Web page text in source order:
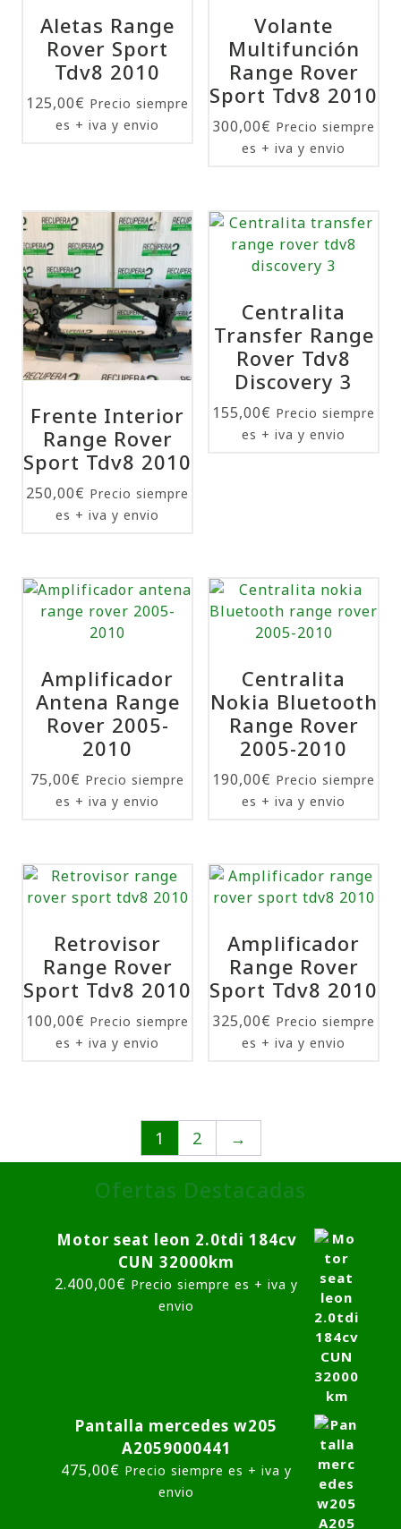
Aletas Range
Rover Sport
Tdv8 2010
125,00€ Precio siempre
es + iva y envio
Volante
Multifunción
Range Rover
Sport Tdv8 2010
300,00€ Precio siempre
es + iva y envio
Frente Interior
Range Rover
Sport Tdv8 2010
250,00€ Precio siempre
es + iva y envio
Centralita
Transfer Range
Rover Tdv8
Discovery 3
155,00€ Precio siempre
es + iva y envio
Amplificador
Antena Range
Rover 2005-
2010
75,00€ Precio siempre
es + iva y envio
Centralita
Nokia Bluetooth
Range Rover
2005-2010
190,00€ Precio siempre
es + iva y envio
Retrovisor
Range Rover
Sport Tdv8 2010
100,00€ Precio siempre
es + iva y envio
Amplificador
Range Rover
Sport Tdv8 2010
325,00€ Precio siempre
es + iva y envio
1 2 →
Ofertas Destacadas
Motor seat leon 2.0tdi 184cv
CUN 32000km
2.400,00€ Precio siempre es + iva y
envio
Pantalla mercedes w205
A2059000441
475,00€ Precio siempre es + iva y
envio